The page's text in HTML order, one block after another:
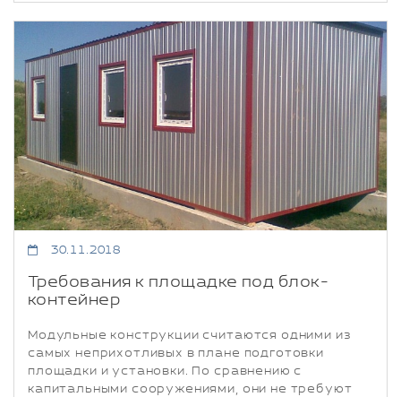
30.11.2018
Требования к площадке под блок-
контейнер
Модульные конструкции считаются одними из
самых неприхотливых в плане подготовки
площадки и установки. По сравнению с
капитальными сооружениями, они не требуют